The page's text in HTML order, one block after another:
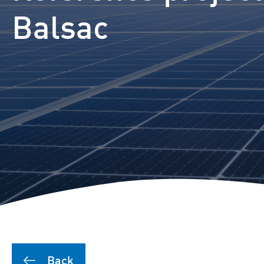
Puutionsaari hybrid farm
Leuvanneva hybrid farm
Outojänkä wind farm
Joutensuo hybrid farm
Pikku Kivineva hybrid
Läyniönsuo solar farm
Balsac
Back